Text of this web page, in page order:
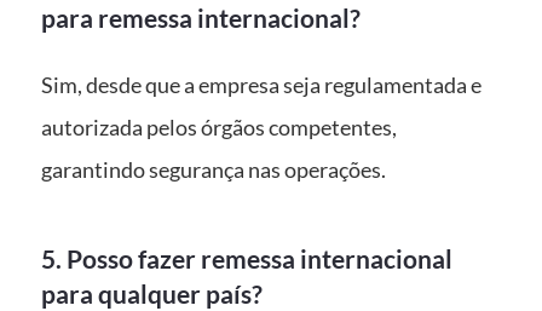
para remessa internacional?
Sim, desde que a empresa seja regulamentada e
autorizada pelos órgãos competentes,
garantindo segurança nas operações.
5. Posso fazer remessa internacional
para qualquer país?